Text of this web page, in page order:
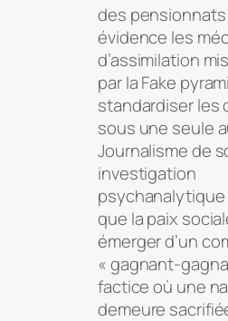
des
évidence les
d’assimilation
par la Fake
standardiser les
sous une seule
Journalisme de
investigation
psychanalytique
que la paix
émerger d’un
« gagnant-
factice où une
demeure